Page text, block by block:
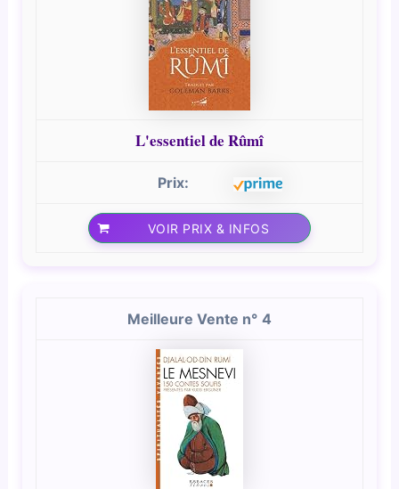
L'essentiel de Rûmî
VOIR PRIX & INFOS
4